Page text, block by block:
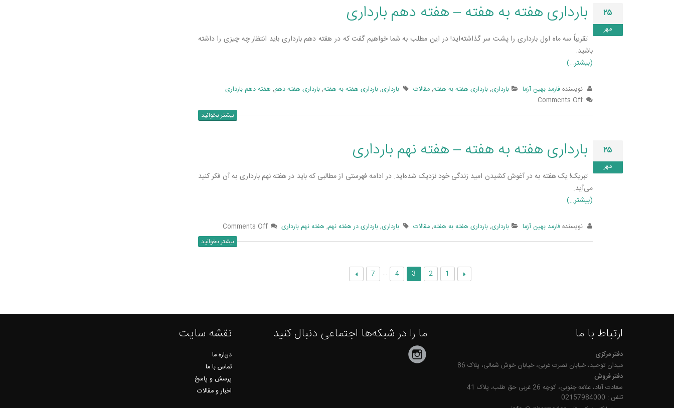
۲۵
مهر
بارداری هفته به هفته – هفته دهم بارداری
تقریباً سه ماه اول بارداری را پشت سر گذاشته‌­اید! در این مطلب به شما خواهیم گفت که در هفته دهم بارداری باید انتظار چه چیزی را داشته
باشید.
(بیشتر…)
نویسندهفارمد بهین آزما بارداری,بارداری هفته به هفته,مقالات بارداری,بارداری هفته به هفته,بارداری هفته دهم, هفته دهم بارداری
Comments Off
بیشتر بخوانید
۲۵
مهر
بارداری هفته به هفته – هفته نهم بارداری
تبریک! یک هفته به در آغوش کشیدن امید زندگی خود نزدیک شده‌­اید. در ادامه فهرستی از مطالبی که باید در هفته نهم بارداری به آن فکر کنید
می­‌آید.
(بیشتر…)
نویسندهفارمد بهین آزما بارداری,بارداری هفته به هفته,مقالات بارداری,بارداری در هفته نهم, هفته نهم بارداری Comments Off
بیشتر بخوانید
1
2
3
4
…
7
ارتباط با ما
دفتر مرکزی
میدان توحید، خیابان نصرت غربی، خیابان خوش شمالی، پلاک 86
دفتر فروش
سعادت آباد، علامه جنوبی، کوچه 26 غربی حق طلب، پلاک 41
تلفن : 02157984000
ما را در شبکه‌ها اجتماعی دنبال کنید نقشه سایت
درباره ما
تماس با ما
پرسش و پاسخ
اخبار و مقالات